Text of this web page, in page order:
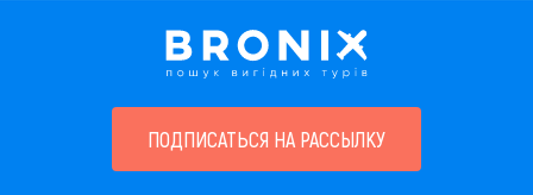
ПОДПИСАТЬСЯ НА РАССЫЛКУ